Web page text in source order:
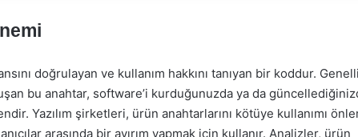
doğrulayan ve kullanım hakkını tanıyan bir koddur.
bu anahtar, software’i kurduğunuzda ya da
Yazılım şirketleri, ürün anahtarlarını kötüye kullanımı
arasında bir ayırım yapmak için kullanır. Analizler, ürün